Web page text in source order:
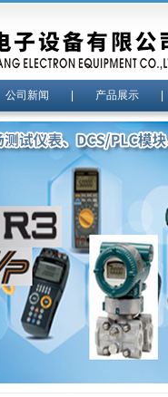
公司新闻 产品展示